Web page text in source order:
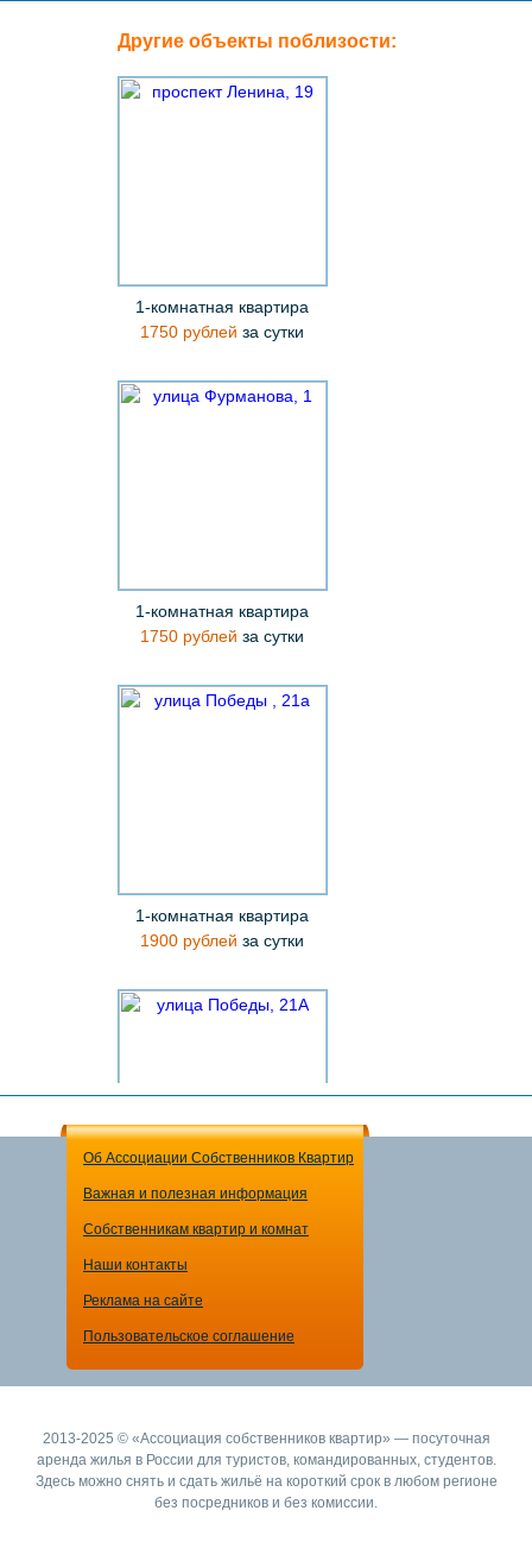
Другие объекты поблизости:
1-комнатная квартира
1750 рублей за сутки
1-комнатная квартира
1750 рублей за сутки
1-комнатная квартира
1900 рублей за сутки
Об Ассоциации Собственников Квартир
Важная и полезная информация
Собственникам квартир и комнат
Наши контакты
Реклама на сайте
Пользовательское соглашение
2013-2025 © «Ассоциация собственников квартир» — посуточная
аренда жилья в России для туристов, командированных, студентов.
Здесь можно снять и сдать жильё на короткий срок в любом регионе
без посредников и без комиссии.